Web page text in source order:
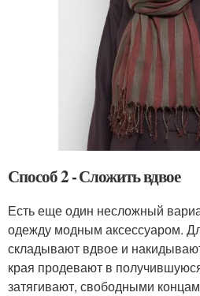
Способ 2 - Сложить вдвое
Есть еще один несложный
одежду модным аксессуаром.
складывают вдвое и
края продевают в
затягивают, свободными